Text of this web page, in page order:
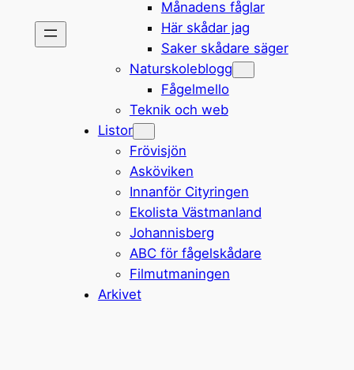
Månadens fåglar
Här skådar jag
Saker skådare säger
Naturskoleblogg
Fågelmello
Teknik och web
Listor
Frövisjön
Asköviken
Innanför Cityringen
Ekolista Västmanland
Johannisberg
ABC för fågelskådare
Filmutmaningen
Arkivet